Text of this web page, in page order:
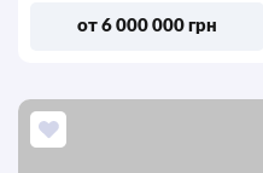
от 6 000 000 грн